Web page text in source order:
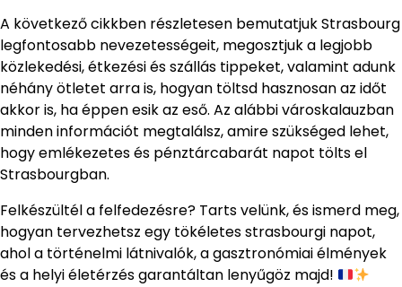
A következő cikkben részletesen bemutatjuk Strasbourg
legfontosabb nevezetességeit, megosztjuk a legjobb
közlekedési, étkezési és szállás tippeket, valamint adunk
néhány ötletet arra is, hogyan töltsd hasznosan az időt
akkor is, ha éppen esik az eső. Az alábbi városkalauzban
minden információt megtalálsz, amire szükséged lehet,
hogy emlékezetes és pénztárcabarát napot tölts el
Strasbourgban.
Felkészültél a felfedezésre? Tarts velünk, és ismerd meg,
hogyan tervezhetsz egy tökéletes strasbourgi napot,
ahol a történelmi látnivalók, a gasztronómiai élmények
és a helyi életérzés garantáltan lenyűgöz majd!